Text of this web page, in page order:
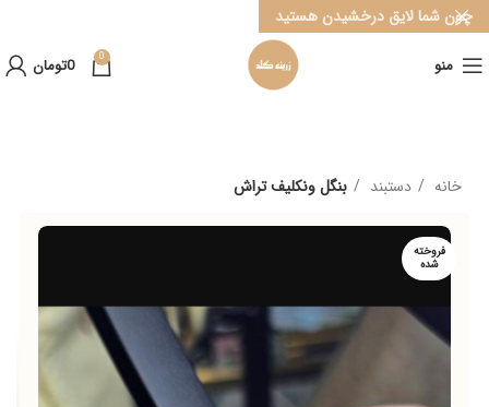
منو 0
0تومان
خانه دستبند بنگل ونکلیف تراش
فروخته
شده
چون شما لایق درخشیدن هستید